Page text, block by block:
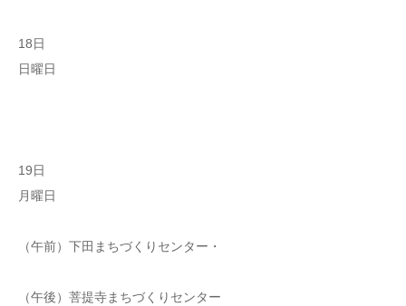
18日
日曜日
19日
月曜日
（午前）下田まちづくりセンター・
（午後）菩提寺まちづくりセンター